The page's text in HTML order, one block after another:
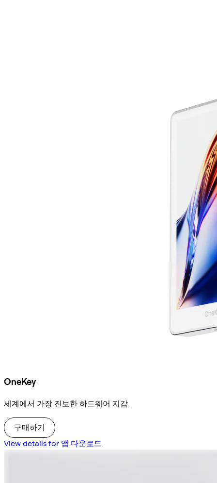
OneKey
세계에서 가장 진보한 하드웨어 지갑.
구매하기
View details for 앱 다운로드